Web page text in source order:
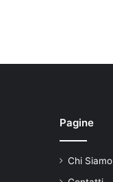
Pagine
Chi Siamo